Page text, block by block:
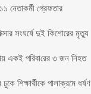
নেতাকর্মী গ্রেফতার
সংঘর্ষে দুই কিশোরের মৃত্যু
একই প‌রিবা‌রের ৩ জন নিহত
শিক্ষার্থীকে পালাক্রমে ধর্ষণ